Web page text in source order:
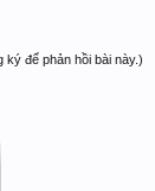
ký để phản hồi bài này.)